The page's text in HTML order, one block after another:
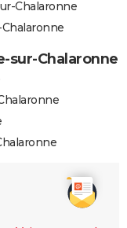
Chalaronne
sur-Chalaronne